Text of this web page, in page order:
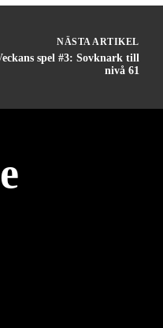
NÄSTA ARTIKEL
spel #3: Sovknark till
nivå 61